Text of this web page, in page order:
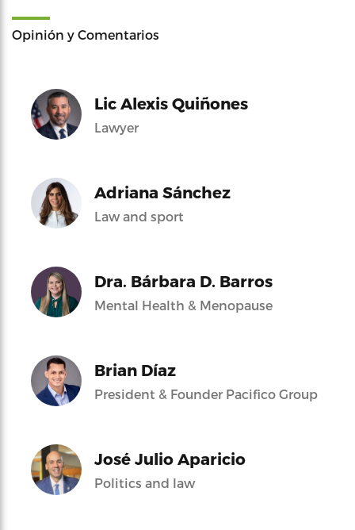
Opinión y Comentarios
Lic Alexis Quiñones
Lawyer
Adriana Sánchez
Law and sport
Dra. Bárbara D. Barros
Mental Health & Menopause
Brian Díaz
President & Founder Pacifico Group
José Julio Aparicio
Politics and law